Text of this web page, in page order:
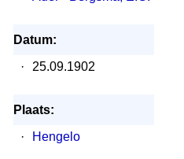
Datum:
·
25.09.1902
Plaats:
·
Hengelo